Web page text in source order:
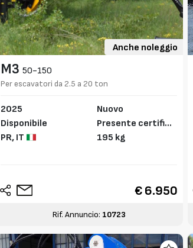
Anche noleggio
M3 50-150
Per escavatori da 2.5 a 20 ton
2025
Disponibile
PR, IT
Nuovo
Presente certifica
to CE
195 kg
€ 6.950
Rif. Annuncio: 10723